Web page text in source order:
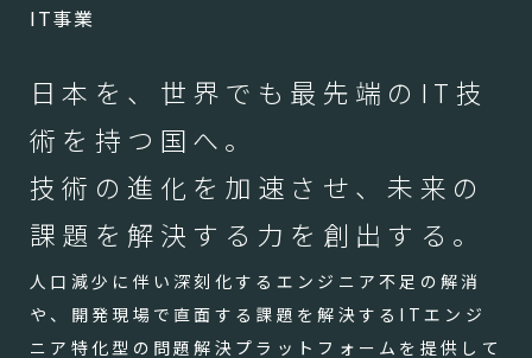
IT事業
日本を、世界でも最先端のIT技
術を持つ国へ。
技術の進化を加速させ、未来の
課題を解決する力を創出する。
人口減少に伴い深刻化するエンジニア不足の解消
や、開発現場で直面する課題を解決するITエンジ
ニア特化型の問題解決プラットフォームを提供して